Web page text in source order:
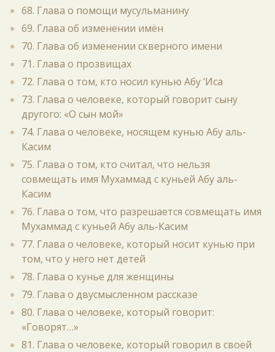
68. Глава о помощи мусульманину
69. Глава об изменении имён
70. Глава об изменении скверного имени
71. Глава о прозвищах
72. Глава о том, кто носил кунью Абу ‘Иса
73. Глава о человеке, который говорит сыну
другого: «О сын мой»
74. Глава о человеке, носящем кунью Абу аль-
Касим
75. Глава о том, кто считал, что нельзя
совмещать имя Мухаммад с куньей Абу аль-
Касим
76. Глава о том, что разрешается совмещать имя
Мухаммад с куньей Абу аль-Касим
77. Глава о человеке, который носит кунью при
том, что у него нет детей
78. Глава о кунье для женщины
79. Глава о двусмысленном рассказе
80. Глава о человеке, который говорит:
«Говорят…»
81. Глава о человеке, который говорил в своей